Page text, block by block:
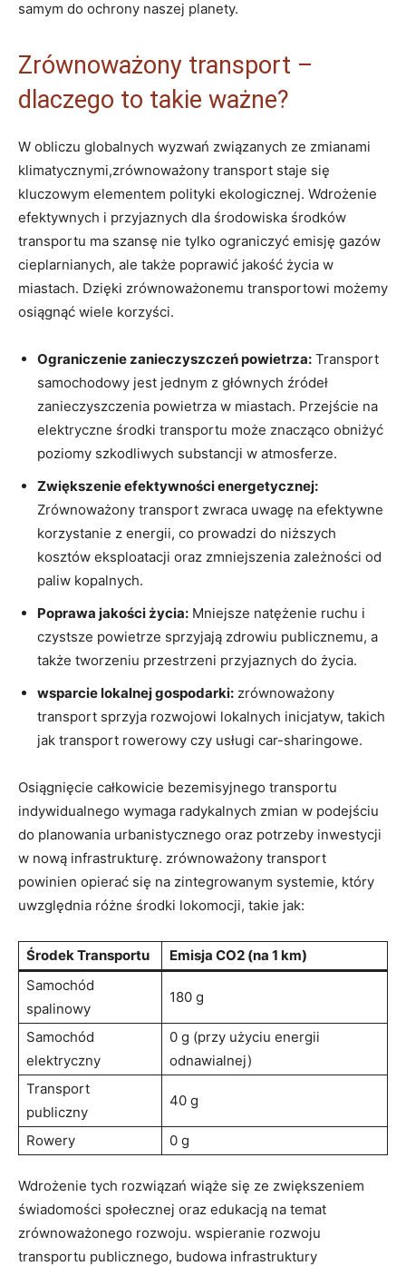
samym do ochrony naszej planety.
Zrównoważony transport –
dlaczego to takie ważne?
W obliczu⁢ globalnych wyzwań związanych ze‍ zmianami
klimatycznymi,zrównoważony transport ​staje się
kluczowym elementem ⁤polityki ekologicznej. Wdrożenie‍
efektywnych i przyjaznych dla środowiska środków
transportu ma szansę nie⁢ tylko ograniczyć emisję gazów‌
cieplarnianych, ale także poprawić ​jakość życia w
miastach. Dzięki ⁣zrównoważonemu transportowi możemy
osiągnąć wiele korzyści.
Ograniczenie zanieczyszczeń powietrza: Transport
samochodowy jest jednym z głównych źródeł
zanieczyszczenia powietrza w miastach. Przejście ⁢na
elektryczne środki ⁢transportu ‍może znacząco obniżyć⁢
poziomy szkodliwych ⁢substancji w​ atmosferze.
Zwiększenie efektywności energetycznej:
Zrównoważony transport zwraca uwagę na efektywne
korzystanie z energii, co prowadzi do⁣ niższych
kosztów ‍eksploatacji oraz zmniejszenia zależności od
paliw kopalnych.
Poprawa jakości życia: Mniejsze ⁢natężenie ruchu i⁤
czystsze ⁣powietrze sprzyjają zdrowiu publicznemu, a
także tworzeniu przestrzeni przyjaznych do życia.
wsparcie lokalnej​ gospodarki: zrównoważony
transport sprzyja rozwojowi⁤ lokalnych inicjatyw, takich
jak transport rowerowy ‌czy⁢ usługi car-sharingowe.
Osiągnięcie⁣ całkowicie bezemisyjnego‍ transportu
indywidualnego wymaga radykalnych zmian⁤ w podejściu
do planowania urbanistycznego oraz ​potrzeby inwestycji
w nową infrastrukturę. zrównoważony transport
powinien opierać się na zintegrowanym systemie, który
uwzględnia różne środki lokomocji, takie jak:
Środek Transportu
Emisja CO2 (na 1 ⁣km)
Samochód‌
spalinowy
180 g
Samochód
elektryczny
0 g (przy użyciu energii
odnawialnej)
Transport
publiczny
40 g
Rowery 0 g
Wdrożenie tych ⁣rozwiązań wiąże się ze zwiększeniem
świadomości społecznej oraz edukacją na ⁤temat
zrównoważonego rozwoju. wspieranie rozwoju
transportu publicznego,⁤ budowa infrastruktury